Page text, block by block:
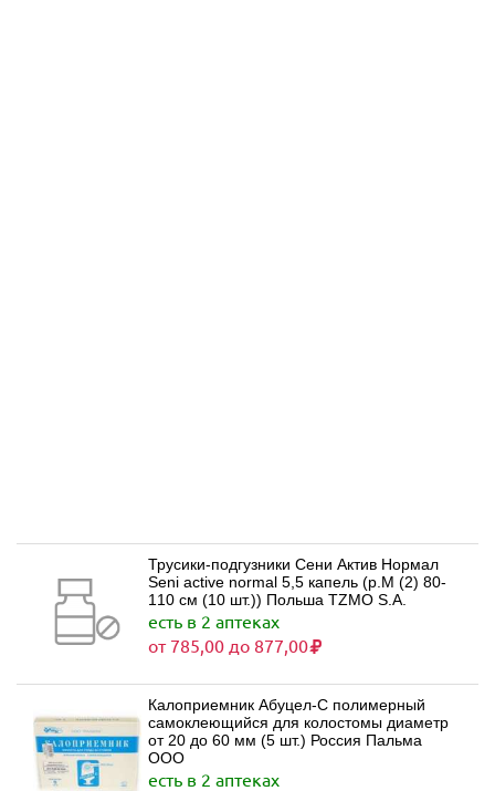
Трусики-подгузники Сени Актив Нормал
Seni active normal 5,5 капель (р.M (2) 80-
110 см (10 шт.)) Польша TZMO S.A.
есть в 2 аптеках
от 785,00 до 877,00
Калоприемник Абуцел-С полимерный
самоклеющийся для колостомы диаметр
от 20 до 60 мм (5 шт.) Россия Пальма
ООО
есть в 2 аптеках